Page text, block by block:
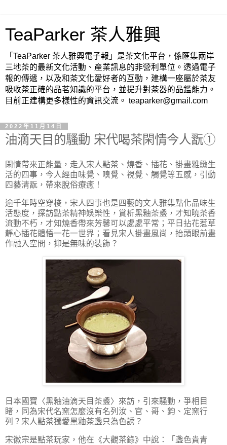
TeaParker 茶人雅興
「TeaParker 茶人雅興電子報」是茶文化平台，係匯集兩岸
三地茶的最新文化活動、產業訊息的非營利單位。透過電子
報的傳遞，以及和茶文化愛好者的互動，建構一座屬於茶友
吸收茶正確的品茗知識的平台，並提升對茶器的品鑑能力。
目前正建構更多樣性的資訊交流。 teaparker@gmail.com
2022年11月14日
油滴天目的騷動 宋代喝茶閑情今人翫①
閑情帶來正能量，走入宋人點茶、燒香、插花、掛畫雅緻生
活的四事，今人經由味覺、嗅覺、視覺、觸覺等五感，引動
四藝清翫，帶來脫俗療癒！
逾千年時空穿梭，宋人四事也是四藝的文人雅集點化品味生
活態度，探訪點茶精神娛樂性，賞析黑釉茶盞，才知曉茶香
流動不朽，才知燒香帶來芳馨可以處處平常；平日拈花惹草
靜心插花體悟一花一世界；看見宋人掛畫風尚，抬頭眼前畫
作融入空間，抑是無味的裝飾？
日本國寶〈黑釉油滴天目茶盞〉來訪，引來騷動，爭相目
睹，同為宋代名窯怎麼沒有名列汝、官、哥、鈞、定窯行
列？宋人點茶獨愛黑釉茶盞只為色誘？
宋徽宗是點茶玩家，他在《大觀茶錄》中說：「 盞色貴青